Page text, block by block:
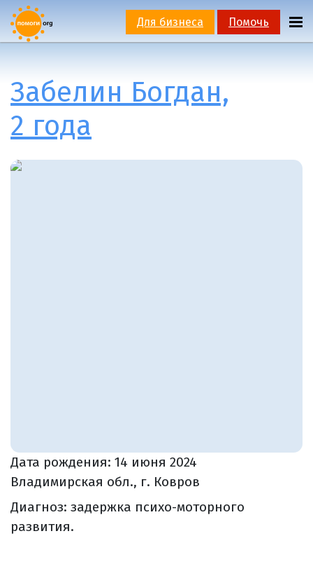
Для бизнеса Помочь
Забелин Богдан,
2 года
Дата рождения: 14 июня 2024
Владимирская обл., г. Ковров
Диагноз: задержка психо-моторного
развития.